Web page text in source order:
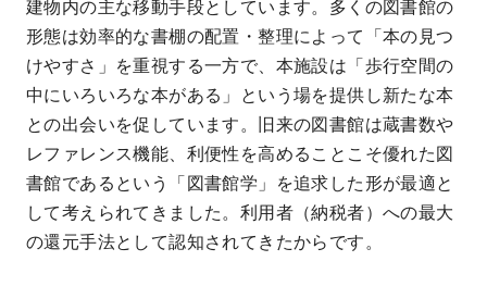
建物内の主な移動手段としています。多くの図書館の
形態は効率的な書棚の配置・整理によって「本の見つ
けやすさ」を重視する一方で、本施設は「歩行空間の
中にいろいろな本がある」という場を提供し新たな本
との出会いを促しています。旧来の図書館は蔵書数や
レファレンス機能、利便性を高めることこそ優れた図
書館であるという「図書館学」を追求した形が最適と
して考えられてきました。利用者（納税者）への最大
の還元手法として認知されてきたからです。